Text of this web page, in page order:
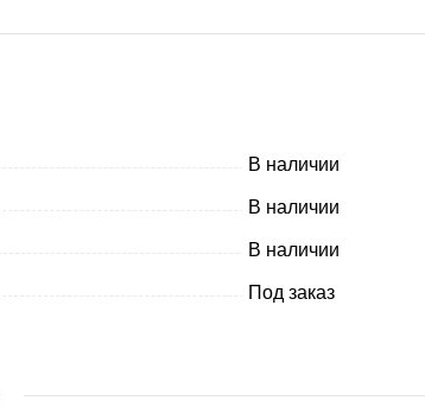
В наличии
В наличии
В наличии
Под заказ